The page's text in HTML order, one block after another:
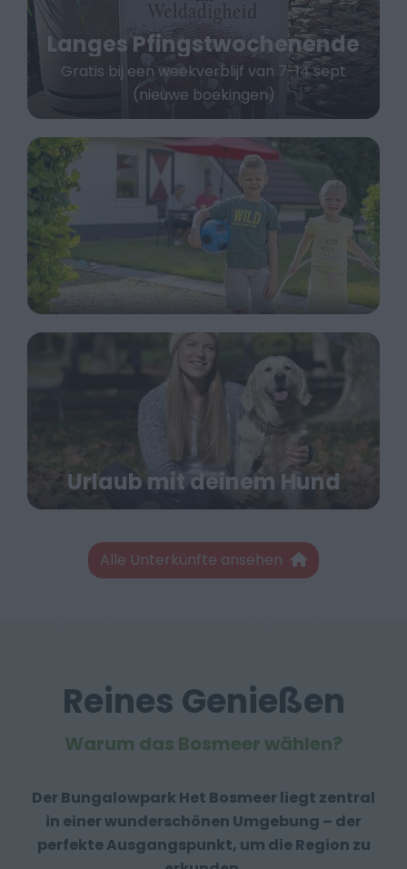
Langes Pfingstwochenende
Gratis bij een weekverblijf van 7-14 sept
(nieuwe boekingen)
Urlaub mit deinem Hund
Alle Unterkünfte ansehen
Reines Genießen
Warum das Bosmeer wählen?
Der Bungalowpark Het Bosmeer liegt zentral
in einer wunderschönen Umgebung – der
perfekte Ausgangspunkt, um die Region zu